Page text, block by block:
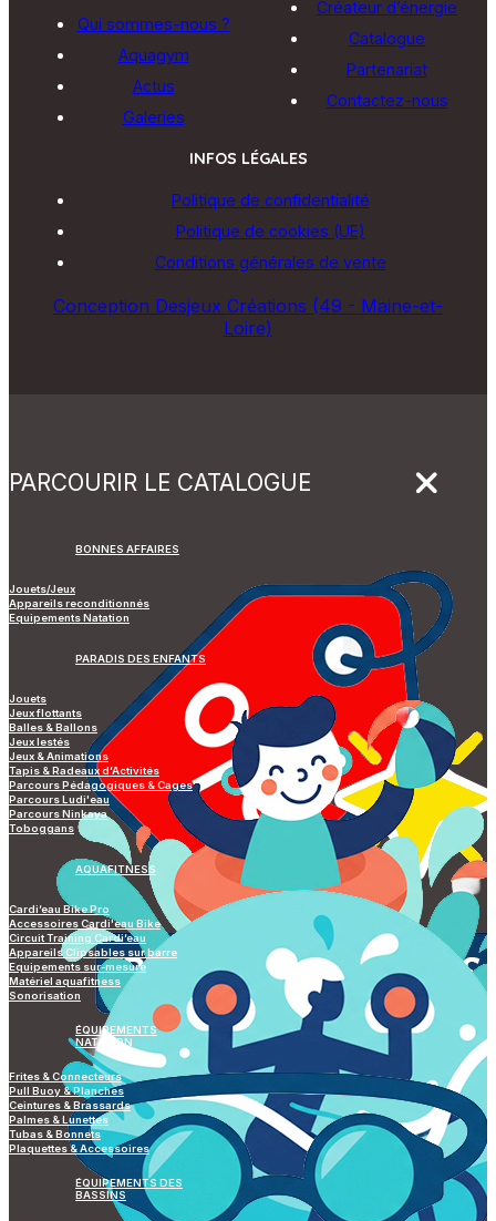
Qui sommes-nous ?
Aquagym
Actus
Galeries
Créateur d’énergie
Catalogue
Partenariat
Contactez-nous
INFOS LÉGALES
Politique de confidentialité
Politique de cookies (UE)
Conditions générales de vente
Conception Desjeux Créations (49 - Maine-et-
Loire)
PARCOURIR LE CATALOGUE
BONNES AFFAIRES
Jouets/Jeux
Appareils reconditionnés
Equipements Natation
PARADIS DES ENFANTS
Jouets
Jeux flottants
Balles & Ballons
Jeux lestés
Jeux & Animations
Tapis & Radeaux d’Activités
Parcours Pédagogiques & Cages
Parcours Ludi'eau
Parcours Ninkaya
Toboggans
AQUAFITNESS
Cardi’eau Bike Pro
Accessoires Cardi'eau Bike
Circuit Training Cardi’eau
Appareils Clipsables sur barre
Equipements sur-mesure
Matériel aquafitness
Sonorisation
ÉQUIPEMENTS
NATATION
Frites & Connecteurs
Pull Buoy & Planches
Ceintures & Brassards
Palmes & Lunettes
Tubas & Bonnets
Plaquettes & Accessoires
ÉQUIPEMENTS DES
BASSINS